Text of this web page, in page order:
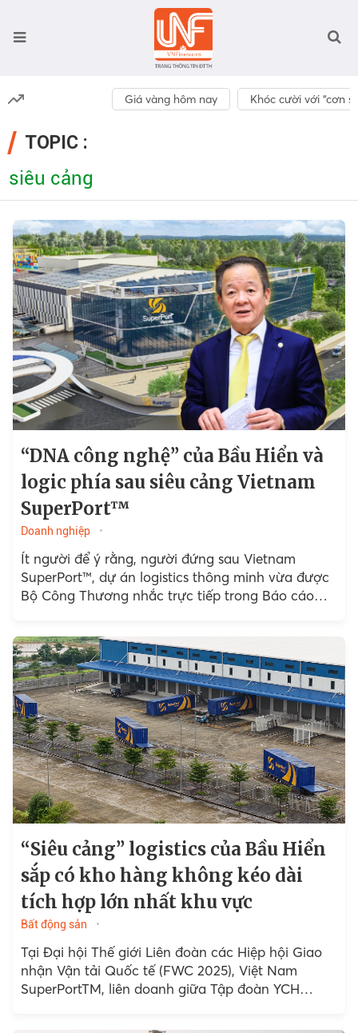
Giá vàng hôm nay Khóc cười với “cơn
TOPIC :
siêu cảng
“DNA công nghệ” của Bầu Hiển và
logic phía sau siêu cảng Vietnam
SuperPort™
Doanh nghiệp
Ít người để ý rằng, người đứng sau Vietnam
SuperPort™, dự án logistics thông minh vừa được
Bộ Công Thương nhắc trực tiếp trong Báo cáo
“Siêu cảng” logistics của Bầu Hiển
sắp có kho hàng không kéo dài
tích hợp lớn nhất khu vực
Bất động sản
Tại Đại hội Thế giới Liên đoàn các Hiệp hội Giao
nhận Vận tải Quốc tế (FWC 2025), Việt Nam
SuperPortTM, liên doanh giữa Tập đoàn YCH